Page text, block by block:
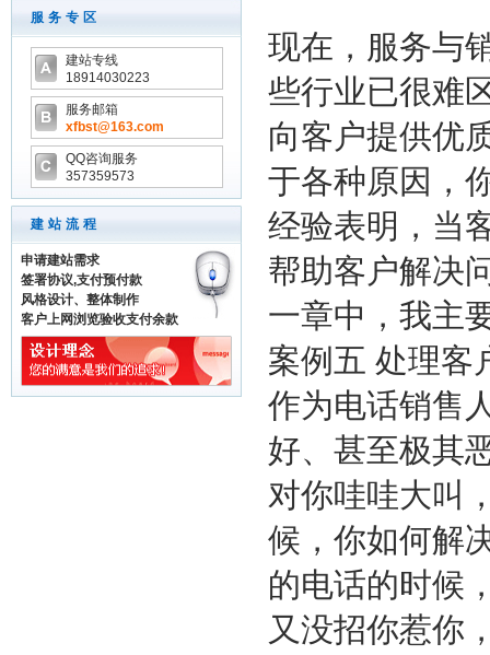
服务专区
建站专线
18914030223
服务邮箱
xfbst@163.com
QQ咨询服务
357359573
建站流程
申请建站需求
签署协议,支付预付款
风格设计、整体制作
客户上网浏览验收支付余款
现在，服务与
些行业已很难
向客户提供优
于各种原因，
经验表明，当
帮助客户解决
一章中，我主
案例五 处理客
作为电话销售
好、甚至极其
对你哇哇大叫
候，你如何解
的电话的时候
又没招你惹你